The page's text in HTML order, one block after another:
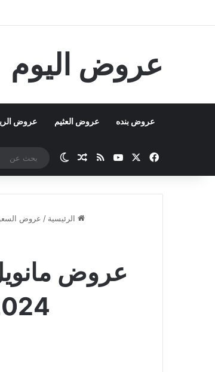
عروض اليوم
عروض بنده عروض العثيم عروض
فيسبوك ‫YouTubeملخص الموقع RSS
مقال عشوائي
الوضع المظلم
الرئيسية / عروض
2024 الموافق 20 ذو الحجة